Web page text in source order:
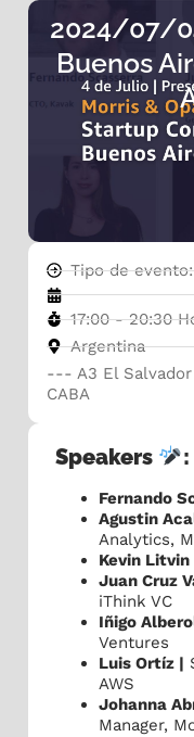
2024/07/
Buenos
Tipo de
17:00 - 20:30
Argentina
--- A3 El
CABA
Speakers :
Fernando
Agustin
Analytics,
Kevin Litvin
Juan Cruz
iThink VC
Iñigo
Ventures
Luis Ortíz |
AWS
​​Johanna
Manager,